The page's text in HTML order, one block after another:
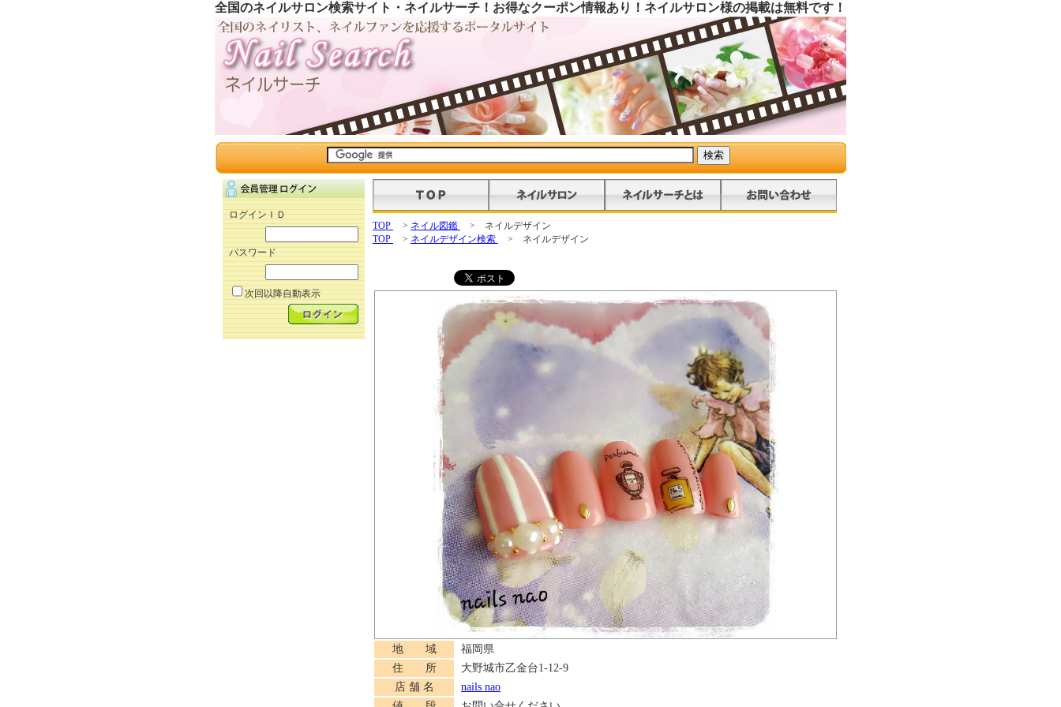
全国のネイルサロン検索サイト・ネイルサーチ！お得なクーポン情報あり！ネイルサロン様の掲載は無料です！
ログインＩＤ
パスワード
次回以降自動表示
TOP > ネイル図鑑
> ネイルデザイン
TOP
> ネイルデザイン検索 > ネイルデザイン
地 域
福岡県
住 所
大野城市乙金台1-12-9
店 舗 名
nails nao